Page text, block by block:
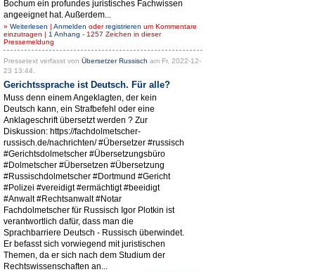
Bochum ein profundes juristisches Fachwissen
angeeignet hat. Außerdem...
» Weiterlesen | Anmelden oderregistrieren um Kommentare
einzutragen | 1 Anhang - 1257 Zeichen in dieser
Pressemeldung
Pressetext verfasst von Übersetzer Russisch am Fr, 2022-12-
23 13:44.
Gerichtssprache ist Deutsch. Für alle?
Muss denn einem Angeklagten, der kein
Deutsch kann, ein Strafbefehl oder eine
Anklageschrift übersetzt werden ? Zur
Diskussion: https://fachdolmetscher-
russisch.de/nachrichten/ #Übersetzer #russisch
#Gerichtsdolmetscher #Übersetzungsbüro
#Dolmetscher #Übersetzen #Übersetzung
#Russischdolmetscher #Dortmund #Gericht
#Polizei #vereidigt #ermächtigt #beeidigt
#Anwalt #Rechtsanwalt #Notar
Fachdolmetscher für Russisch Igor Plotkin ist
verantwortlich dafür, dass man die
Sprachbarriere Deutsch - Russisch überwindet.
Er befasst sich vorwiegend mit juristischen
Themen, da er sich nach dem Studium der
Rechtswissenschaften an...